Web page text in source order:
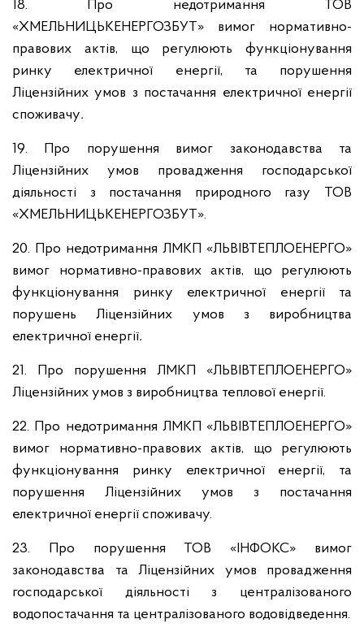
18. Про недотримання ТОВ
«ХМЕЛЬНИЦЬКЕНЕРГОЗБУТ» вимог нормативно-
правових актів, що регулюють функціонування
ринку електричної енергії, та порушення
Ліцензійних умов з постачання електричної енергії
споживачу.
19. Про порушення вимог законодавства та
Ліцензійних умов провадження господарської
діяльності з постачання природного газу ТОВ
«ХМЕЛЬНИЦЬКЕНЕРГОЗБУТ».
20. Про недотримання ЛМКП «ЛЬВІВТЕПЛОЕНЕРГО»
вимог нормативно-правових актів, що регулюють
функціонування ринку електричної енергії та
порушень Ліцензійних умов з виробництва
електричної енергії.
21. Про порушення ЛМКП «ЛЬВІВТЕПЛОЕНЕРГО»
Ліцензійних умов з виробництва теплової енергії.
22. Про недотримання ЛМКП «ЛЬВІВТЕПЛОЕНЕРГО»
вимог нормативно-правових актів, що регулюють
функціонування ринку електричної енергії, та
порушення Ліцензійних умов з постачання
електричної енергії споживачу.
23. Про порушення ТОВ «ІНФОКС» вимог
законодавства та Ліцензійних умов провадження
господарської діяльності з централізованого
водопостачання та централізованого водовідведення.